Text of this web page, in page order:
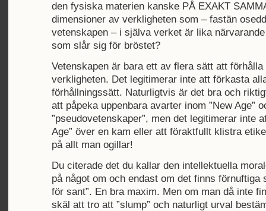
den fysiska materien kanske PÅ EXAKT
dimensioner av verkligheten som – fastän
vetenskapen – i själva verket är lika
som slår sig för bröstet?
Vetenskapen är bara ett av flera sätt att
verkligheten. Det legitimerar inte att förkasta
förhållningssätt. Naturligtvis är det bra och
att påpeka uppenbara avarter inom ”New Age”
”pseudovetenskaper”, men det legitimerar inte
Age” över en kam eller att föraktfullt klistra
på allt man ogillar!
Du citerade det du kallar den intellektuella
på något om och endast om det finns förnuftiga
för sant”. En bra maxim. Men om man då inte
skäl att tro att ”slump” och naturligt urval